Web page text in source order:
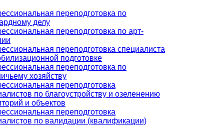
переподготовка по
делу
переподготовка по арт-
переподготовка специалиста
подготовке
переподготовка по
хозяйству
переподготовка
по благоустройству и озеленению
и объектов
переподготовка
по валидации (квалификации)